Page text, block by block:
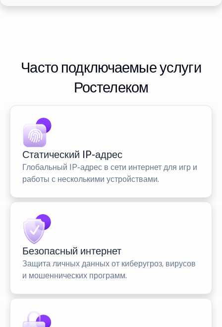
Часто подключаемые услуги
Ростелеком
Статический IP-адрес
Глобальный IP-адрес в сети интернет для игр и
работы с несколькими устройствами.
Безопасный интернет
Защита личных данных от киберугроз, вирусов
и мошеннических программ.